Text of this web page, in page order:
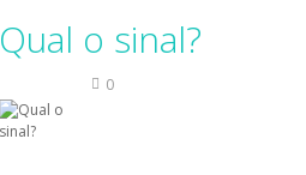
Qual o sinal?
0